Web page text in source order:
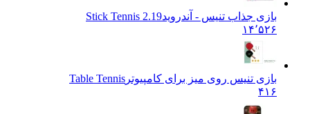
بازی جذاب تنیس - آندرویدStick Tennis 2.19
۱۴٬۵۲۶
بازی تنیس روی میز برای کامپیوترTable Tennis